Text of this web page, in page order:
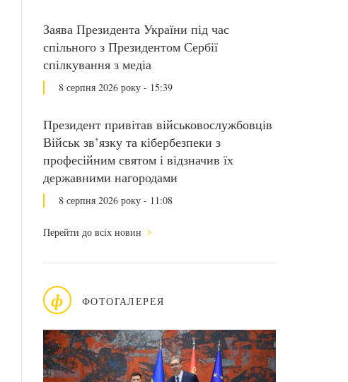
Заява Президента України під час
спільного з Президентом Сербії
спілкування з медіа
8 серпня 2026 року - 15:39
Президент привітав військовослужбовців
Військ зв’язку та кібербезпеки з
професійним святом і відзначив їх
державними нагородами
8 серпня 2026 року - 11:08
Перейти до всіх новин
ф ФОТОГАЛЕРЕЯ